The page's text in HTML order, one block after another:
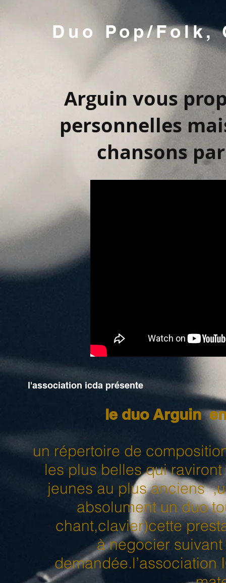
Duo Pop/Folk,
Arguin vous
personnelles
chansons
l'association icda présente
le duo Arguin
un répertoire de
les plus belles qui
jeunes au plus anciens
absolument un duo
chant,clavier)cette
à negocier
demandée.l’association